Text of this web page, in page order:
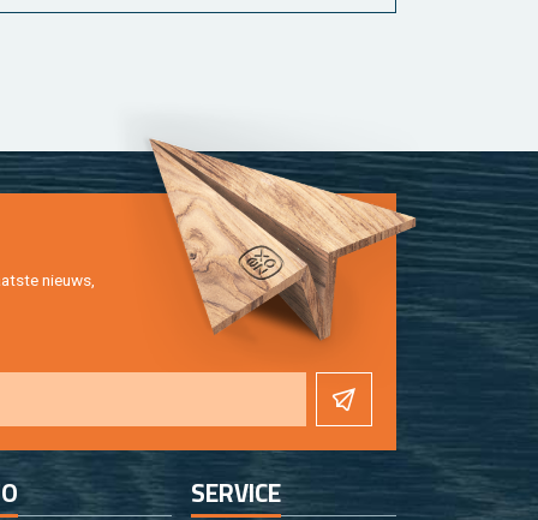
nieuws,
SER­VI­CE